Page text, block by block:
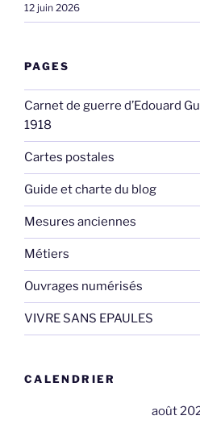
12 juin 2026
PAGES
Carnet de guerre d’Edouard
1918
Cartes postales
Guide et charte du blog
Mesures anciennes
Métiers
Ouvrages numérisés
VIVRE SANS EPAULES
CALENDRIER
août